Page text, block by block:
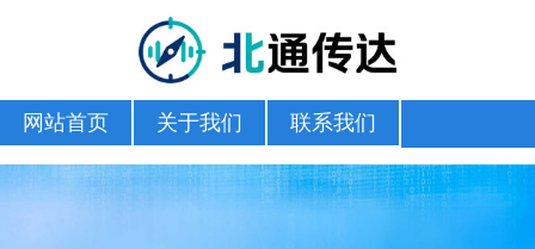
网站首页 关于我们 联系我们